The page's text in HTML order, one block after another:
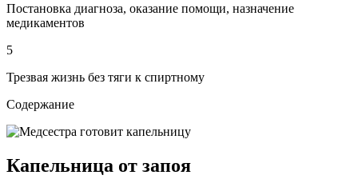
Постановка диагноза, оказание помощи, назначение
медикаментов
5
Трезвая жизнь без тяги к спиртному
Содержание
Капельница от запоя